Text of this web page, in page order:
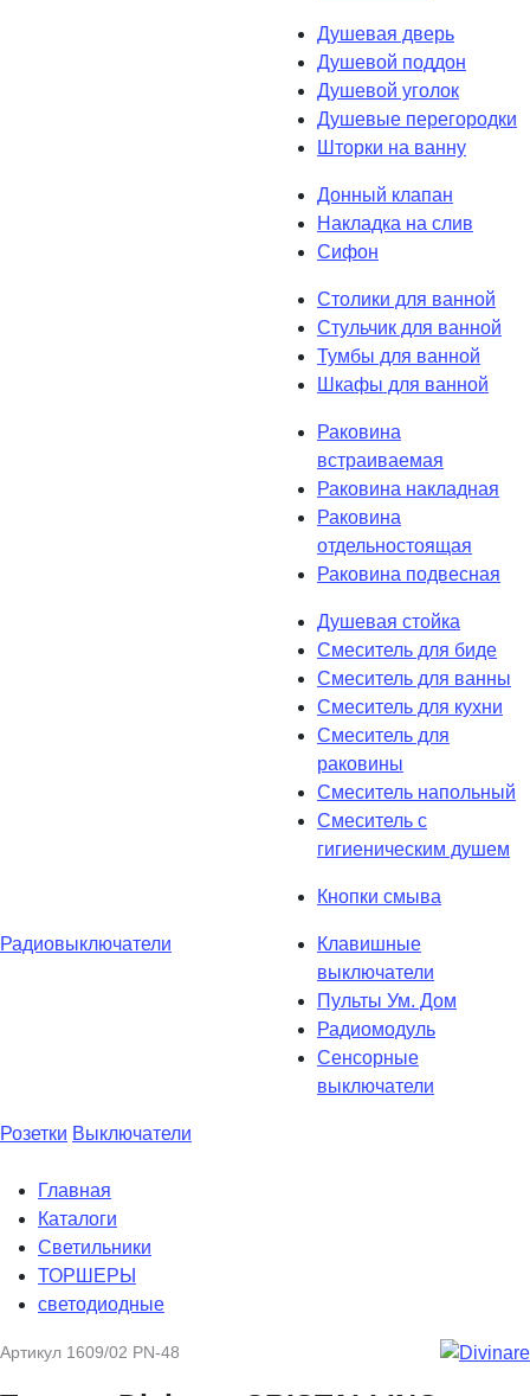
Душевая дверь
Душевой поддон
Душевой уголок
Душевые перегородки
Шторки на ванну
Донный клапан
Накладка на слив
Сифон
Столики для ванной
Стульчик для ванной
Тумбы для ванной
Шкафы для ванной
Раковина
встраиваемая
Раковина накладная
Раковина
отдельностоящая
Раковина подвесная
Душевая стойка
Смеситель для биде
Смеситель для ванны
Смеситель для кухни
Смеситель для
раковины
Смеситель напольный
Смеситель с
гигиеническим душем
Кнопки смыва
Радиовыключатели
Клавишные
выключатели
Пульты Ум. Дом
Радиомодуль
Сенсорные
выключатели
Розетки Выключатели
Главная
Каталоги
Светильники
ТОРШЕРЫ
светодиодные
Артикул 1609/02 PN-48